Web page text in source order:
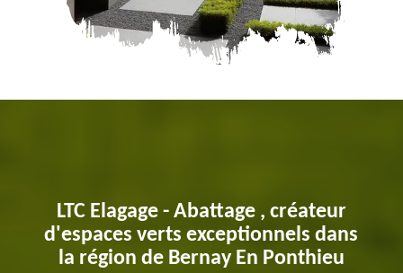
LTC Elagage - Abattage , créateur
d'espaces verts exceptionnels dans
la région de Bernay En Ponthieu